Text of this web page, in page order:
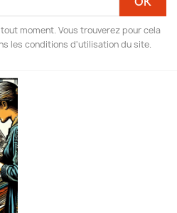
moment. Vous trouverez pour cela
les conditions d'utilisation du site.